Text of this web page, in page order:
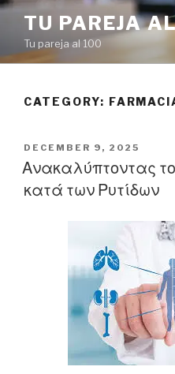
Skip
content
TU PAREJA
Tu pareja al 100
CATEGORY:
POSTED
ON
DECEMBER 9, 2025
Ανακαλύπτοντας
κατά των Ρυτίδων